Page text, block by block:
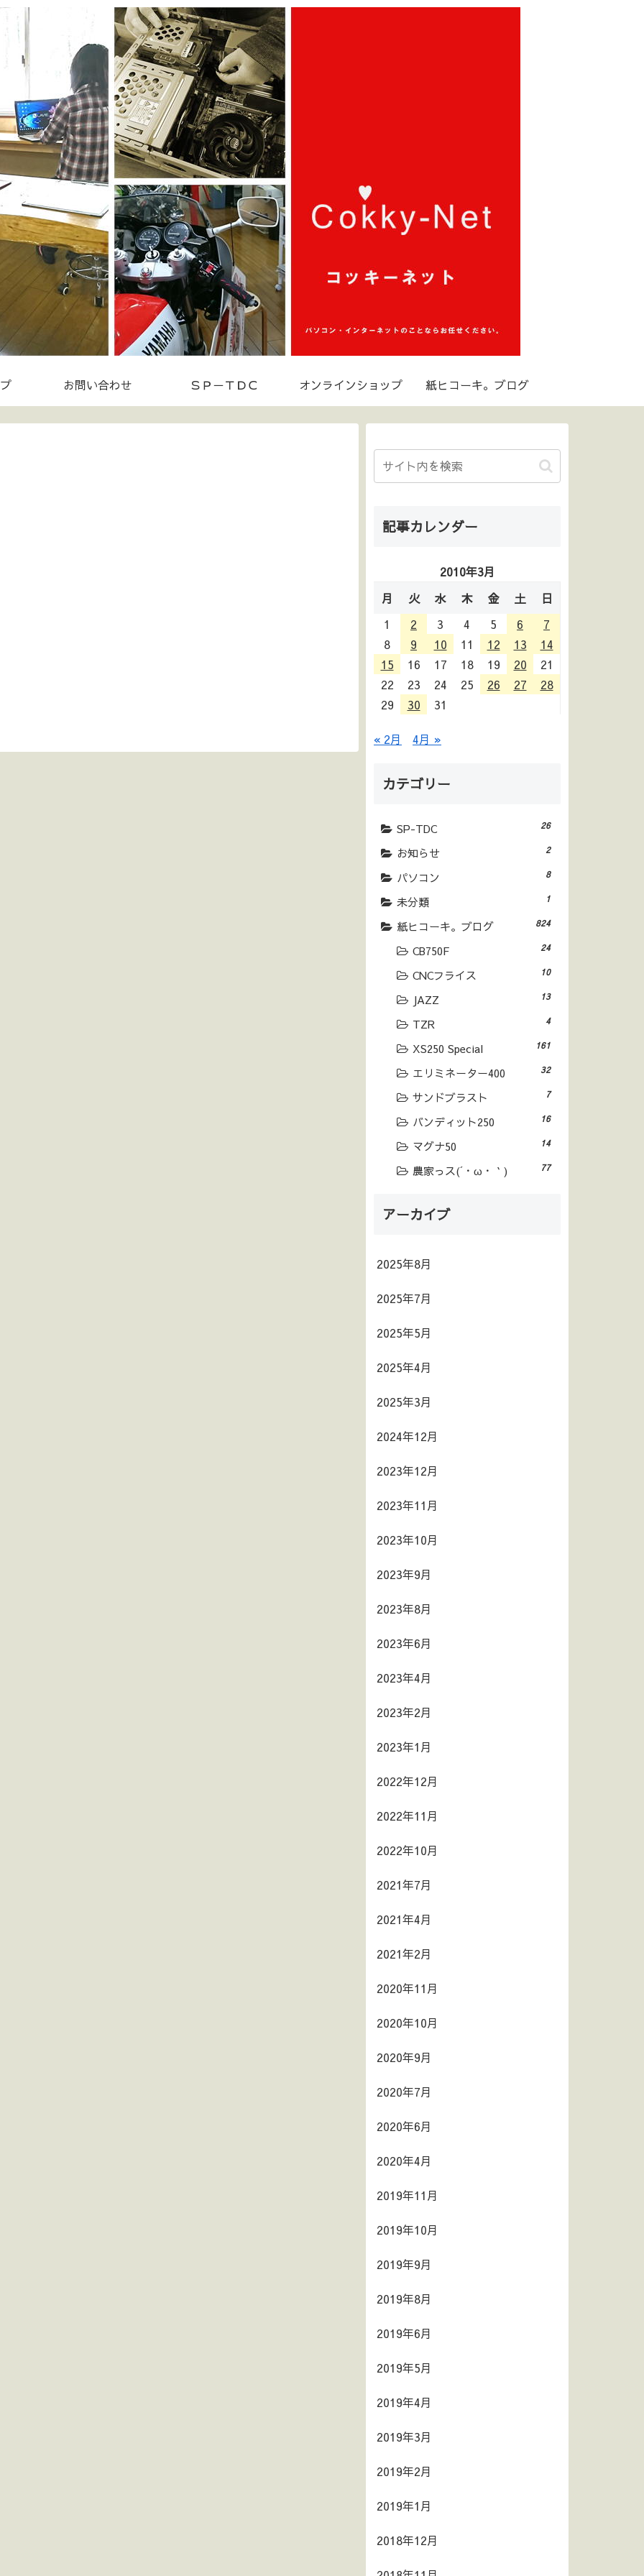
お問い合わせ ＳＰ－ＴＤＣ オンラインショップ 紙ヒコーキ。ブログ
記事カレンダー
2010年3月
月
火 水 木 金 土
日
1
2 3 4 5 6
7
8
9 10 11 12 13
14
15
16 17 18 19 20
21
22
23 24 25 26 27
28
29
30 31
« 2月 4月 »
カテゴリー
SP-TDC 26
お知らせ 2
パソコン 8
未分類 1
紙ヒコーキ。ブログ 824
CB750F 24
CNCフライス 10
JAZZ 13
TZR 4
XS250 Special 161
エリミネーター400 32
サンドブラスト 7
バンディット250 16
マグナ50 14
農家っス(´・ω・｀) 77
アーカイブ
2025年8月
2025年7月
2025年5月
2025年4月
2025年3月
2024年12月
2023年12月
2023年11月
2023年10月
2023年9月
2023年8月
2023年6月
2023年4月
2023年2月
2023年1月
2022年12月
2022年11月
2022年10月
2021年7月
2021年4月
2021年2月
2020年11月
2020年10月
2020年9月
2020年7月
2020年6月
2020年4月
2019年11月
2019年10月
2019年9月
2019年8月
2019年6月
2019年5月
2019年4月
2019年3月
2019年2月
2019年1月
2018年12月